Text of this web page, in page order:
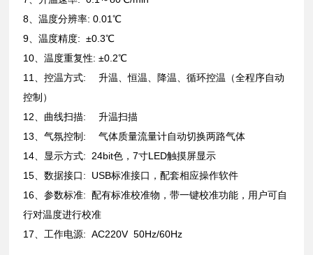
8、温度分辨率: 0.01℃
9、温度精度: ±0.3℃
10、温度重复性: ±0.2℃
11、控温方式: 升温、恒温、降温、循环控温（全程序自动
控制）
12、曲线扫描: 升温扫描
13、气氛控制: 气体质量流量计自动切换两路气体
14、显示方式: 24bit色，7寸LED触摸屏显示
15、数据接口: USB标准接口，配套相应操作软件
16、参数标准: 配有标准校准物，带一键校准功能，用户可自
行对温度进行校准
17、工作电源: AC220V 50Hz/60Hz